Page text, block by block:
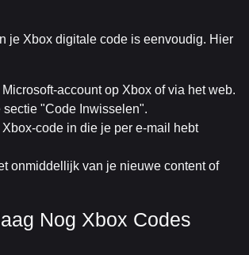
je Xbox digitale code is eenvoudig. Hier
account op Xbox of via het web.
sectie "Code Inwisselen".
code in die je per e-mail hebt
onmiddellijk van je nieuwe content of
Nog Xbox Codes